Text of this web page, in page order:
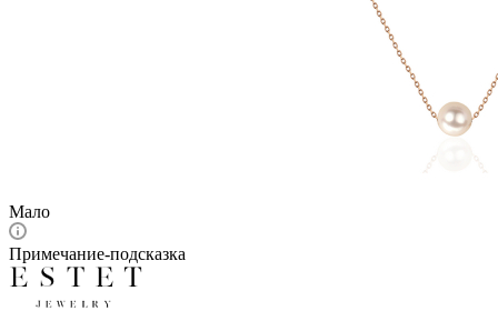
Мало
Примечание-подсказка